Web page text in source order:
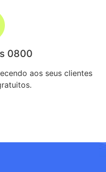
0800
aos seus clientes